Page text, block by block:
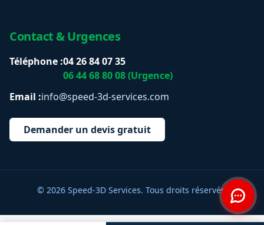
Contact & Urgences
Téléphone :04 26 84 07 35
06 44 68 80 08 (Urgence)
Email :info@speed-3d-services.com
Demander un devis gratuit
© 2026 Speed-3D Services. Tous droits réservés.